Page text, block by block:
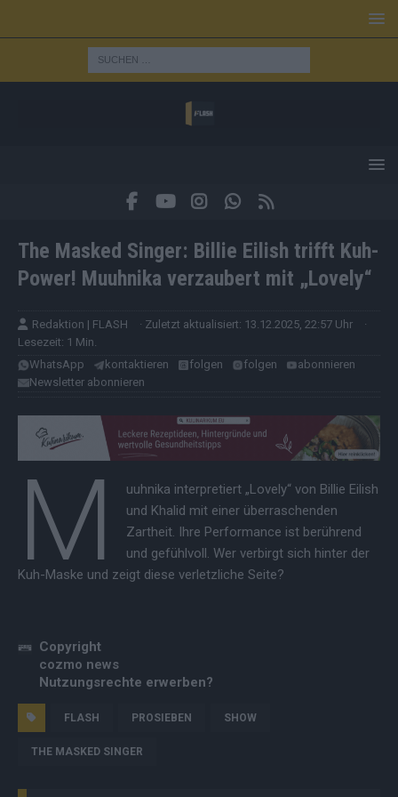
The Masked Singer: Billie Eilish trifft Kuh-
Power! Muuhnika verzaubert mit „Lovely“
Redaktion | FLASH · Zuletzt aktualisiert: 13.12.2025, 22:57 Uhr
·
Lesezeit: 1 Min.
WhatsApp
kontaktieren folgen folgen
abonnieren
Newsletter abonnieren
M
uuhnika interpretiert „Lovely“ von Billie Eilish
und Khalid mit einer überraschenden
Zartheit. Ihre Performance ist berührend
und gefühlvoll. Wer verbirgt sich hinter der
Kuh-Maske und zeigt diese verletzliche Seite?
Copyright
cozmo news
Nutzungsrechte erwerben?
FLASH PROSIEBEN SHOW
THE MASKED SINGER